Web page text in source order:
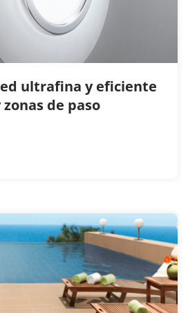
ultrafina y eficiente
de paso